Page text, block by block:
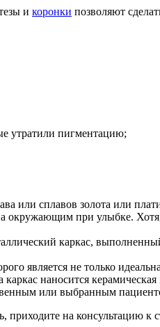
и коронки позволяют
утратили пигментацию;
или сплавов золота или
окружающим при улыбке.
каркас,
является не только
каркас наносится
или выбранным
на консультацию